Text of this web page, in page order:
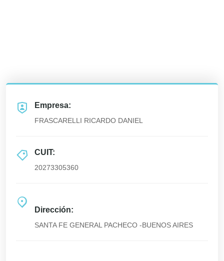
Empresa:
FRASCARELLI RICARDO DANIEL
CUIT:
20273305360
Dirección:
SANTA FE GENERAL PACHECO -BUENOS AIRES